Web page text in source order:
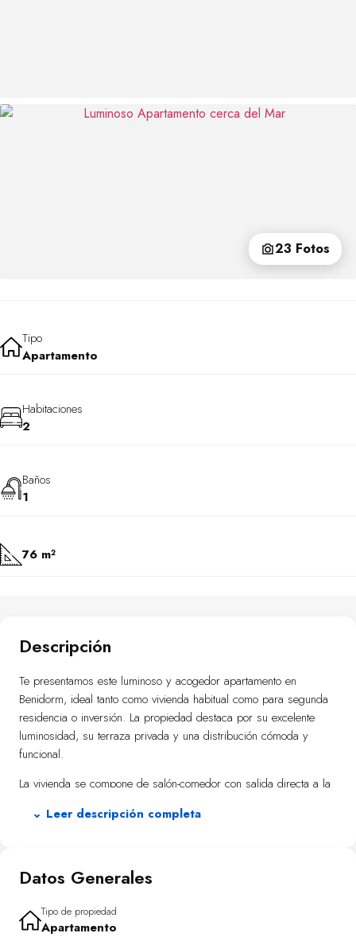
23 Fotos
Tipo
Apartamento
Habitaciones
2
Baños
1
76 m²
Descripción
Te presentamos este luminoso y acogedor apartamento en
Benidorm, ideal tanto como vivienda habitual como para segunda
residencia o inversión. La propiedad destaca por su excelente
luminosidad, su terraza privada y una distribución cómoda y
funcional.
La vivienda se compone de salón-comedor con salida directa a la
y un baño completo. El salón dispone de aire acondicionado,
La terraza, amplia y soleada, es uno de los grandes atractivos de
la vivienda, perfecta para disfrutar del clima mediterráneo.
Además, el residencial cuenta con piscina comunitaria, ideal para
refrescarse y relajarse en los meses más cálidos.
⌄ Leer descripción completa
Datos Generales
Tipo de propiedad
Apartamento